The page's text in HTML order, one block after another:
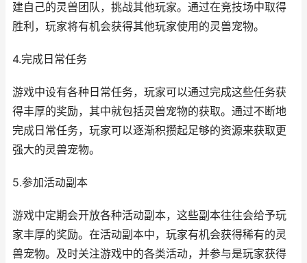
建自己的灵兽团队，挑战其他玩家。通过在竞技场中取得
胜利，玩家将有机会获得其他玩家使用的灵兽宠物。
4.完成日常任务
游戏中设有各种日常任务，玩家可以通过完成这些任务获
得丰厚的奖励，其中就包括灵兽宠物的获取。通过不断地
完成日常任务，玩家可以逐渐积攒起足够的资源来获取更
强大的灵兽宠物。
5.参加活动副本
游戏中定期会开放各种活动副本，这些副本往往会给予玩
家丰厚的奖励。在活动副本中，玩家有机会获得稀有的灵
兽宠物。及时关注游戏中的各类活动，并参与是玩家获得